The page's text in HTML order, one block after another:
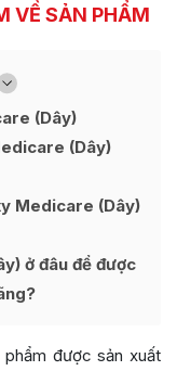
VỀ SẢN PHẨM
[
(Dây)
(Dây)
Medicare (Dây)
ở đâu để được
phẩm được sản xuất